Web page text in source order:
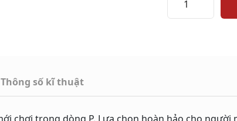
P143
Thông số kĩ thuật